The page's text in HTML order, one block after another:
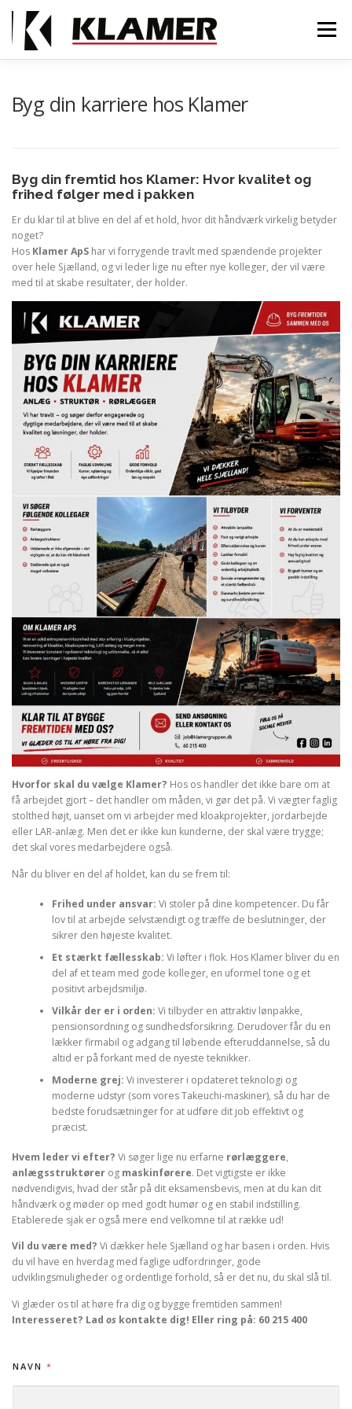
content
Menu
Byg din karriere hos Klamer
Byg din fremtid hos Klamer: Hvor kvalitet og
frihed følger med i pakken
Er du klar til at blive en del af et hold, hvor dit håndværk virkelig betyder
noget?
Hos Klamer ApS har vi forrygende travlt med spændende projekter
over hele Sjælland, og vi leder lige nu efter nye kolleger, der vil være
med til at skabe resultater, der holder.
Hvorfor skal du vælge Klamer? Hos os handler det ikke bare om at
få arbejdet gjort – det handler om måden, vi gør det på. Vi vægter faglig
stolthed højt, uanset om vi arbejder med kloakprojekter, jordarbejde
eller LAR-anlæg. Men det er ikke kun kunderne, der skal være trygge;
det skal vores medarbejdere også.
Når du bliver en del af holdet, kan du se frem til:
Frihed under ansvar: Vi stoler på dine kompetencer. Du får
lov til at arbejde selvstændigt og træffe de beslutninger, der
sikrer den højeste kvalitet.
Et stærkt fællesskab: Vi løfter i flok. Hos Klamer bliver du en
del af et team med gode kolleger, en uformel tone og et
positivt arbejdsmiljø.
Vilkår der er i orden: Vi tilbyder en attraktiv lønpakke,
pensionsordning og sundhedsforsikring. Derudover får du en
lækker firmabil og adgang til løbende efteruddannelse, så du
altid er på forkant med de nyeste teknikker.
Moderne grej: Vi investerer i opdateret teknologi og
moderne udstyr (som vores Takeuchi-maskiner), så du har de
bedste forudsætninger for at udføre dit job effektivt og
præcist.
Hvem leder vi efter? Vi søger lige nu erfarne rørlæggere,
anlægsstruktører og maskinførere. Det vigtigste er ikke
nødvendigvis, hvad der står på dit eksamensbevis, men at du kan dit
håndværk og møder op med godt humør og en stabil indstilling.
Etablerede sjak er også mere end velkomne til at række ud!
Vil du være med? Vi dækker hele Sjælland og har basen i orden. Hvis
du vil have en hverdag med faglige udfordringer, gode
udviklingsmuligheder og ordentlige forhold, så er det nu, du skal slå til.
Vi glæder os til at høre fra dig og bygge fremtiden sammen!
Interesseret? Lad os kontakte dig! Eller ring på: 60 215 400
NAVN *